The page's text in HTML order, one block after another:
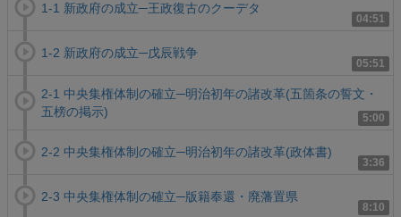
04:51
1-1 新政府の成立─王政復古のクーデタ
05:51
1-2 新政府の成立─戊辰戦争
5:00
2-1 中央集権体制の確立─明治初年の諸改革(五箇条の誓文・
五榜の掲示)
3:36
2-2 中央集権体制の確立─明治初年の諸改革(政体書)
8:10
2-3 中央集権体制の確立─版籍奉還・廃藩置県